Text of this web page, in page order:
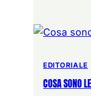
EDITORIALE
COSA SONO